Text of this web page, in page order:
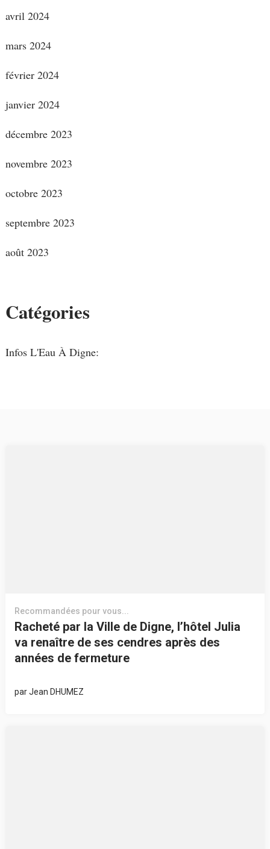
avril 2024
mars 2024
février 2024
janvier 2024
décembre 2023
novembre 2023
octobre 2023
septembre 2023
août 2023
Catégories
Infos L'Eau À Digne:
Recommandées pour vous...
Racheté par la Ville de Digne, l’hôtel Julia
va renaître de ses cendres après des
années de fermeture
parJean DHUMEZ